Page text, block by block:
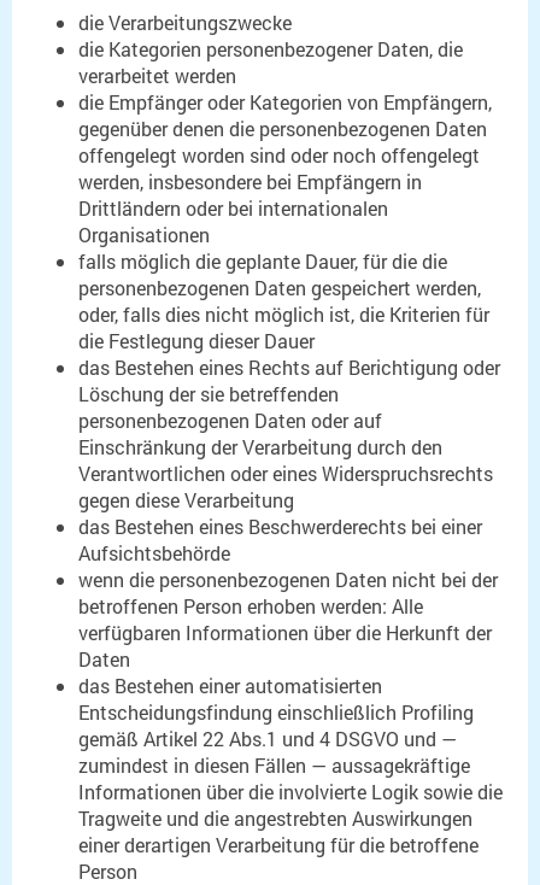
die Verarbeitungszwecke
die Kategorien personenbezogener Daten, die
verarbeitet werden
die Empfänger oder Kategorien von Empfängern,
gegenüber denen die personenbezogenen Daten
offengelegt worden sind oder noch offengelegt
werden, insbesondere bei Empfängern in
Drittländern oder bei internationalen
Organisationen
falls möglich die geplante Dauer, für die die
personenbezogenen Daten gespeichert werden,
oder, falls dies nicht möglich ist, die Kriterien für
die Festlegung dieser Dauer
das Bestehen eines Rechts auf Berichtigung oder
Löschung der sie betreffenden
personenbezogenen Daten oder auf
Einschränkung der Verarbeitung durch den
Verantwortlichen oder eines Widerspruchsrechts
gegen diese Verarbeitung
das Bestehen eines Beschwerderechts bei einer
Aufsichtsbehörde
wenn die personenbezogenen Daten nicht bei der
betroffenen Person erhoben werden: Alle
verfügbaren Informationen über die Herkunft der
Daten
das Bestehen einer automatisierten
Entscheidungsfindung einschließlich Profiling
gemäß Artikel 22 Abs.1 und 4 DSGVO und —
zumindest in diesen Fällen — aussagekräftige
Informationen über die involvierte Logik sowie die
Tragweite und die angestrebten Auswirkungen
einer derartigen Verarbeitung für die betroffene
Person